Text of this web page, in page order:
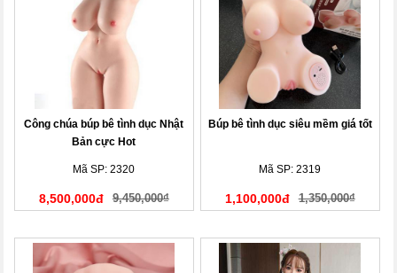
Công chúa búp bê tình dục Nhật
Bản cực Hot
Mã SP: 2320
8,500,000đ 9,450,000₫
Búp bê tình dục siêu mềm giá tốt
Mã SP: 2319
1,100,000đ 1,350,000₫